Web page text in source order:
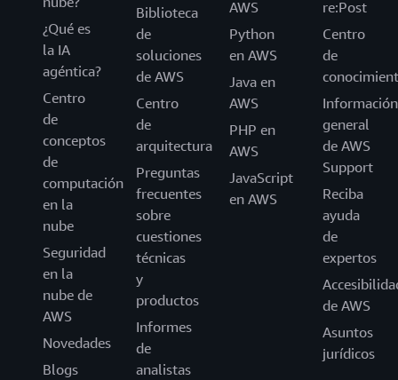
¿Qué es
la IA
agéntica?
Centro
de
conceptos
de
computación
en la
nube
Seguridad
en la
nube de
AWS
Novedades
Blogs
Biblioteca
de
soluciones
de AWS
Centro
de
arquitectura
Preguntas
frecuentes
sobre
cuestiones
técnicas
y
productos
Informes
de
analistas
AWS
Python
en AWS
Java en
AWS
PHP en
AWS
JavaScript
en AWS
re:Post
Centro
de
Información
general
de AWS
Support
Reciba
ayuda
de
expertos
de AWS
Asuntos
jurídicos